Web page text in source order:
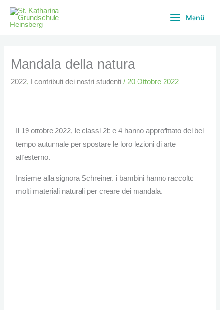
Menü
Mandala della natura
2022, I contributi dei nostri studenti / 20 Ottobre 2022
Il 19 ottobre 2022, le classi 2b e 4 hanno approfittato del bel
tempo autunnale per spostare le loro lezioni di arte
all’esterno.
Insieme alla signora Schreiner, i bambini hanno raccolto
molti materiali naturali per creare dei mandala.